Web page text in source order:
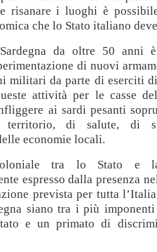
risanare i luoghi è
che lo Stato italiano
da oltre 50 anni
di nuovi
militari da parte di eserciti
attività per le casse
ai sardi pesanti
territorio, di salute, di
economie locali.
tra lo Stato e
espresso dalla presenza
prevista per tutta
siano tra i più imponenti
e un primato di